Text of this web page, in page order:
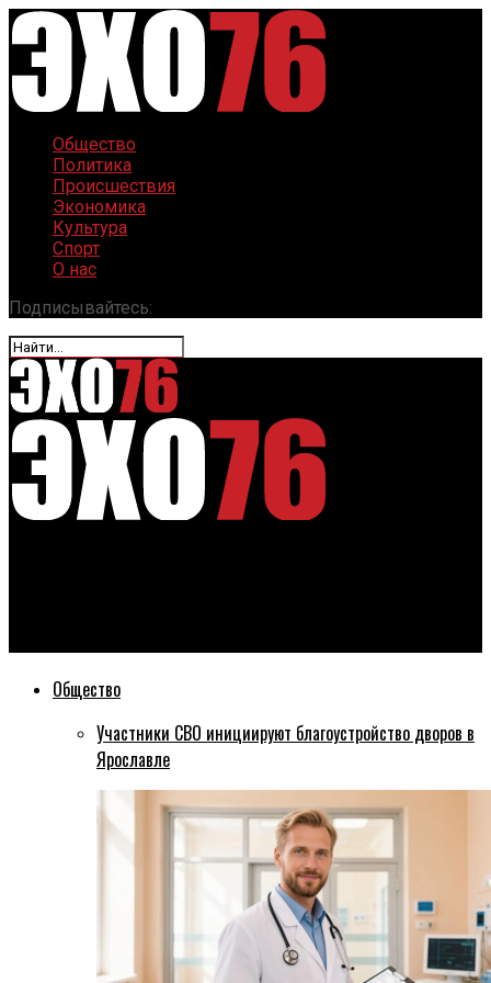
Общество
Политика
Происшествия
Экономика
Культура
Спорт
О нас
Подписывайтесь:
Общество
Участники СВО инициируют благоустройство дворов в
Ярославле